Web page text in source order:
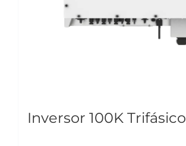
Inversor 100K Trifásico